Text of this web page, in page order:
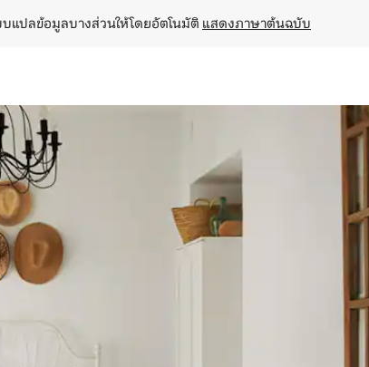
บแปลข้อมูลบางส่วนให้โดยอัตโนมัติ แสดงภาษาต้นฉบับ